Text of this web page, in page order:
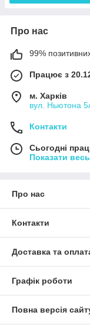
Про нас
99% позитивних
Працює з
м. Харків
вул. Ньютона
Контакти
Сьогодні
Показати
Про нас
Контакти
Доставка та
Графік роботи
Повна версія